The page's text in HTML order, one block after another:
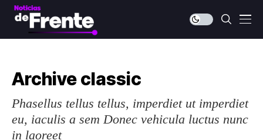
Archive classic
Phasellus tellus tellus, imperdiet ut imperdiet
eu, iaculis a sem Donec vehicula luctus nunc
in laoreet